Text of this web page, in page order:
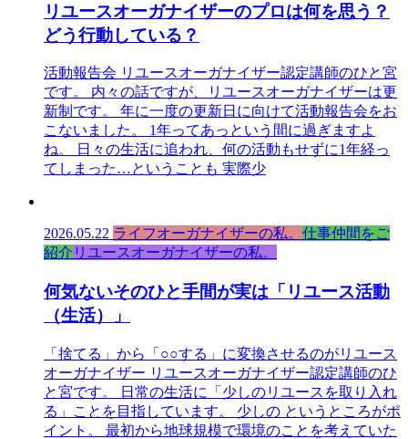
リユースオーガナイザーのプロは何を思う？
どう行動している？
活動報告会 リユースオーガナイザー認定講師のひと宮
です。 内々の話ですが、リユースオーガナイザーは更
新制です。 年に一度の更新日に向けて活動報告会をお
こないました。 1年ってあっという間に過ぎますよ
ね。 日々の生活に追われ、何の活動もせずに1年経っ
てしまった…ということも 実際少
2026.05.22 ライフオーガナイザーの私。 仕事仲間をご
紹介 リユースオーガナイザーの私。
何気ないそのひと手間が実は「リユース活動
（生活）」
「捨てる」から「○○する」に変換させるのがリユース
オーガナイザー リユースオーガナイザー認定講師のひ
と宮です。 日常の生活に「少しのリユースを取り入れ
る」ことを目指しています。 少しの というところがポ
イント。 最初から地球規模で環境のことを考えていた